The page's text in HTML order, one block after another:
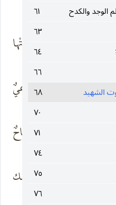
الوجد والكدح
٦١
٦٣
٦٤
٦٦
الشهيد
٦٨
٧٠
٧١
٧٤
٧٥
٧٦
*
دوّت فردّدتْها
أن لا ينام وعيٌ غيور
فطريق العُلى كفاحٌ
فابرز وسيفك